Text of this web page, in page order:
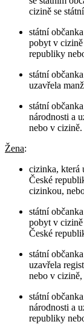
cizině se
státní
pobyt v cizině
republiky
státní
uzavřela
státní
národnosti a
nebo v cizině.
Žena:
cizinka, která
České
cizinkou,
státní
pobyt v cizině
České
státní
uzavřela
nebo v cizině,
státní
národnosti a
republiky